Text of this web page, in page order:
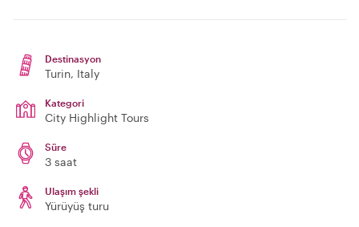
Destinasyon
Turin, Italy
Kategori
City Highlight Tours
Süre
3 saat
Ulaşım şekli
Yürüyüş turu